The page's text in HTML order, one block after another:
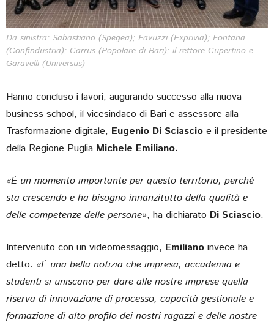
Da sinistra: Sabastiano (Spegea); Favuzzi (Exprivia); Fontana
(Confindustria); Carrus (Popolare di Bari); il rettore Cupertino e
Garavelli (Universus)
Hanno concluso i lavori, augurando successo alla nuova
business school, il vicesindaco di Bari e assessore alla
Trasformazione digitale, Eugenio Di Sciascio e il presidente
della Regione Puglia Michele Emiliano.
«È un momento importante per questo territorio, perché
sta crescendo e ha bisogno innanzitutto della qualità e
delle competenze delle persone», ha dichiarato Di Sciascio.
Intervenuto con un videomessaggio, Emiliano invece ha
detto: «È una bella notizia che impresa, accademia e
studenti si uniscano per dare alle nostre imprese quella
riserva di innovazione di processo, capacità gestionale e
formazione di alto profilo dei nostri ragazzi e delle nostre